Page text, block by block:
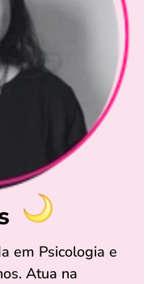
em Psicologia e
Atua na